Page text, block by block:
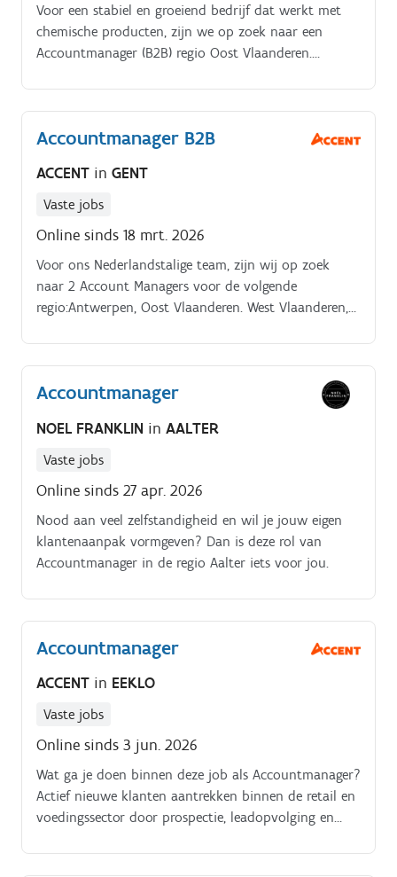
Voor een stabiel en groeiend bedrijf dat werkt met
chemische producten, zijn we op zoek naar een
Accountmanager (B2B) regio Oost Vlaanderen.
bestaande klantenportefeuille uit.
Accountmanager B2B
ACCENT in GENT
Vaste jobs
Online sinds 18 mrt. 2026
Voor ons Nederlandstalige team, zijn wij op zoek
naar 2 Account Managers voor de volgende
regio:Antwerpen, Oost Vlaanderen. West Vlaanderen,
Accountmanager
NOEL FRANKLIN in AALTER
Vaste jobs
Online sinds 27 apr. 2026
Nood aan veel zelfstandigheid en wil je jouw eigen
klantenaanpak vormgeven? Dan is deze rol van
Accountmanager in de regio Aalter iets voor jou.
Accountmanager
ACCENT in EEKLO
Vaste jobs
Online sinds 3 jun. 2026
Wat ga je doen binnen deze job als Accountmanager?
Actief nieuwe klanten aantrekken binnen de retail en
voedingssector door prospectie, leadopvolging en